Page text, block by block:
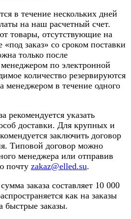
в течение нескольких дней
на наш расчетный счет.
товары, отсутствующие на
заказ» со сроком поставки
только после
по электронной
количество резервируются
менеджером в течение одного
рекомендуется указать
доставки. Для крупных и
заключить договор
Типовой договор можно
менеджера или отправив
почту zakaz@elled.su.
заказа составляет 10 000
как на заказы
быстрые заказы.